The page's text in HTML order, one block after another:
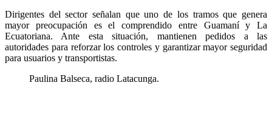
Dirigentes del sector señalan que uno de los tramos que genera
mayor preocupación es el comprendido entre Guamaní y La
Ecuatoriana. Ante esta situación, mantienen pedidos a las
autoridades para reforzar los controles y garantizar mayor seguridad
para usuarios y transportistas.
Paulina Balseca, radio Latacunga.